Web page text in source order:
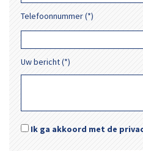
Telefoonnummer (*)
Uw bericht (*)
Ik ga akkoord met de